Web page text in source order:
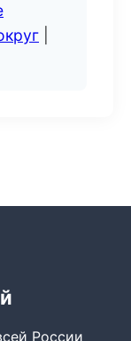
России